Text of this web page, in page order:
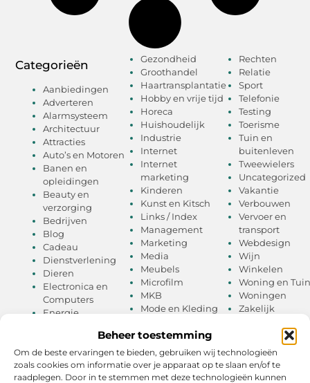
Beheer toestemming
Om de beste ervaringen te bieden, gebruiken wij technologieën
zoals cookies om informatie over je apparaat op te slaan en/of te
raadplegen. Door in te stemmen met deze technologieën kunnen
Categorieën
Aanbiedingen
Adverteren
Alarmsysteem
Architectuur
Attracties
Auto’s en Motoren
Banen en
opleidingen
Beauty en
verzorging
Bedrijven
Blog
Cadeau
Dienstverlening
Dieren
Electronica en
Computers
Energie
Eten en drinken
Financieel
Geschenken
Gezondheid
Groothandel
Haartransplantatie
Hobby en vrije tijd
Horeca
Huishoudelijk
Industrie
Internet
Internet
marketing
Kinderen
Kunst en Kitsch
Links / Index
Management
Marketing
Media
Meubels
Microfilm
MKB
Mode en Kleding
Onderwijs
Oog Laseren
Particuliere
dienstverlening
Rechten
Relatie
Sport
Telefonie
Testing
Toerisme
Tuin en
buitenleven
Tweewielers
Uncategorized
Vakantie
Verbouwen
Vervoer en
transport
Webdesign
Wijn
Winkelen
Woning en Tuin
Woningen
Zakelijk
dienstverlening
Zorg